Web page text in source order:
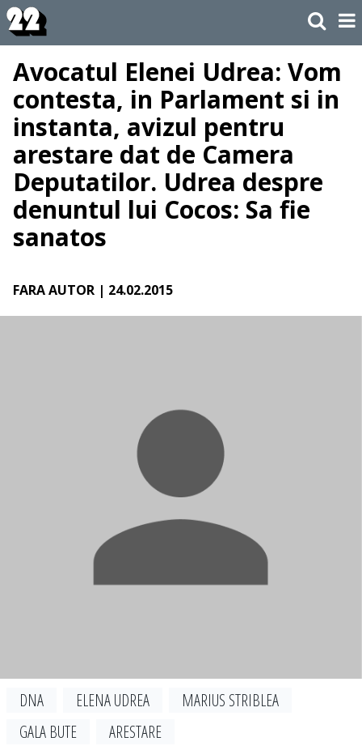
Avocatul Elenei Udrea: Vom
contesta, in Parlament si in
instanta, avizul pentru
arestare dat de Camera
Deputatilor. Udrea despre
denuntul lui Cocos: Sa fie
sanatos
FARA AUTOR | 24.02.2015
DNA ELENA UDREA
MARIUS STRIBLEA
GALA BUTE
ARESTARE